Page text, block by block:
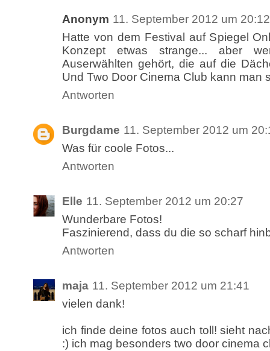
Anonym 11. September 2012 um 20:12
Hatte von dem Festival auf Spiegel
Konzept etwas strange... aber
Auserwählten gehört, die auf die
Und Two Door Cinema Club kann man
Antworten
Burgdame 11. September 2012 um
Was für coole Fotos...
Antworten
Elle 11. September 2012 um 20:27
Wunderbare Fotos!
Faszinierend, dass du die so scharf
Antworten
maja 11. September 2012 um 21:41
vielen dank!
ich finde deine fotos auch toll! sieht
:) ich mag besonders two door cinema